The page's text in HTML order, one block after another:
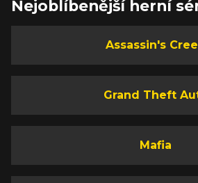
Nejoblíbenější herní
Assassin's
Grand Theft
Mafia